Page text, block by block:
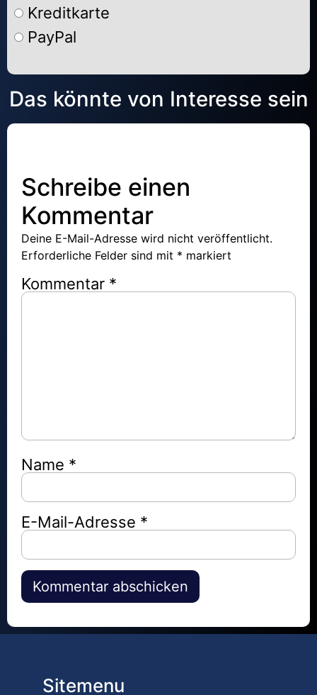
Kreditkarte
PayPal
Alternative:
Das könnte von Interesse sein
Schreibe einen
Kommentar
Deine E-Mail-Adresse wird nicht veröffentlicht.
Erforderliche Felder sind mit * markiert
Kommentar *
Name *
E-Mail-Adresse *
Alternative:
Sitemenu